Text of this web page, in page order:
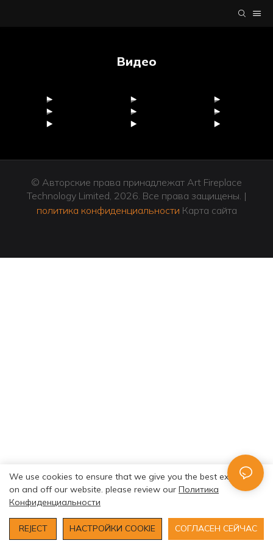
Видео
© Авторские права принадлежат Art Fireplace
Technology Limited, 2026. Все права защищены. |
политика конфиденциальности Карта сайта
We use cookies to ensure that we give you the best experience
on and off our website. please review our Политика
Конфиденциальности
REJECT НАСТРОЙКИ COOKIE СОГЛАСЕН СЕЙЧАС